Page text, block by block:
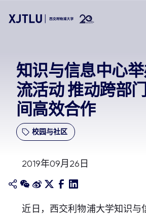
招生
科研
关于我们
知识与信息中心
流活动 推动跨部
间高效合作
校园与社区
2019年09月26日
近日，西交利物浦大学知识与